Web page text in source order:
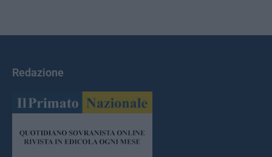
Redazione